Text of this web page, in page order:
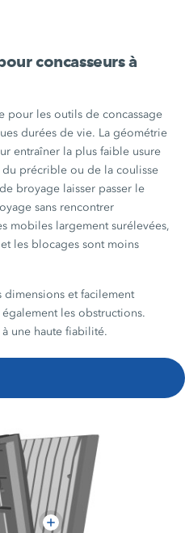
concasseurs à
pour les outils de concassage
durées de vie. La géométrie
entraîner la plus faible usure
précrible ou de la coulisse
broyage laisser passer le
sans rencontrer
mobiles largement surélevées,
les blocages sont moins
dimensions et facilement
les obstructions.
une haute fiabilité.